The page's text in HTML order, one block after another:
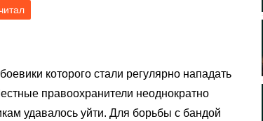
которого стали регулярно нападать
правоохранители неоднократно
удавалось уйти. Для борьбы с бандой